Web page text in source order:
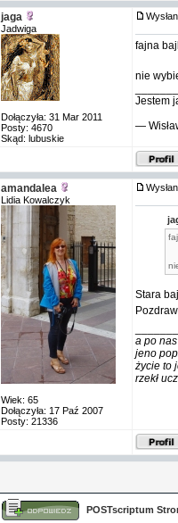
jaga
Jadwiga
Dołączyła: 31 Mar 2011
Posty: 4670
Skąd: lubuskie
fajna
nie
Jestem
—
amandalea
Lidia Kowalczyk
Wiek: 65
Dołączyła: 17 Paź 2007
Posty: 21336
Stara
a po
jeno
życie to
rzekł
POSTscriptum